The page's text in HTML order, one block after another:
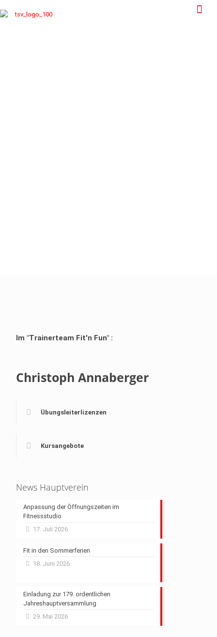
Im "Trainerteam Fit'n Fun" :
Christoph Annaberger
Übungsleiterlizenzen
Kursangebote
News Hauptverein
Anpassung der Öffnungszeiten im
Fitnessstudio
17. Juli 2026
Fit in den Sommerferien
18. Juni 2026
Einladung zur 179. ordentlichen
Jahreshauptversammlung
29. Mai 2026